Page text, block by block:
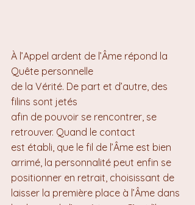
À l’Appel ardent de l’Âme répond la
Quête personnelle
de la Vérité. De part et d’autre, des
filins sont jetés
afin de pouvoir se rencontrer, se
retrouver. Quand le contact
est établi, que le fil de l’Âme est bien
arrimé, la personnalité peut enfin se
positionner en retrait, choisissant de
laisser la première place à l’Âme dans